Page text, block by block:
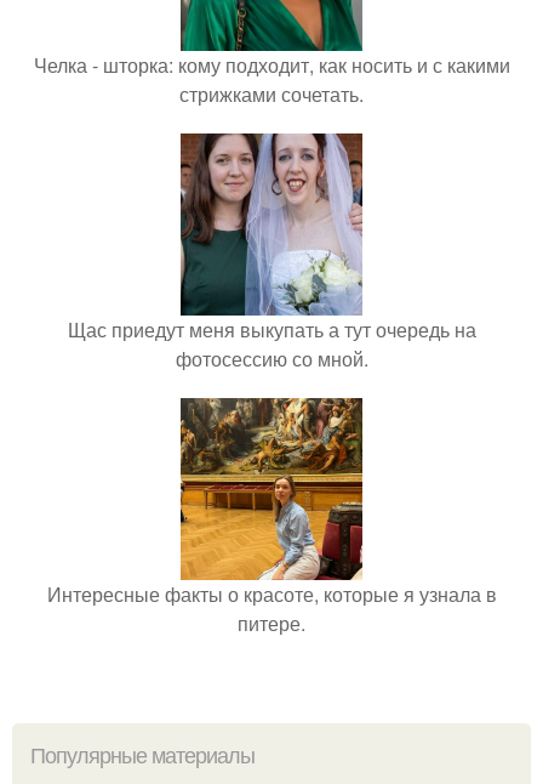
Челка - шторка: кому подходит, как носить и с какими
стрижками сочетать.
Щас приедут меня выкупать а тут очередь на
фотосессию со мной.
Интересные факты о красоте, которые я узнала в
питере.
Популярные материалы